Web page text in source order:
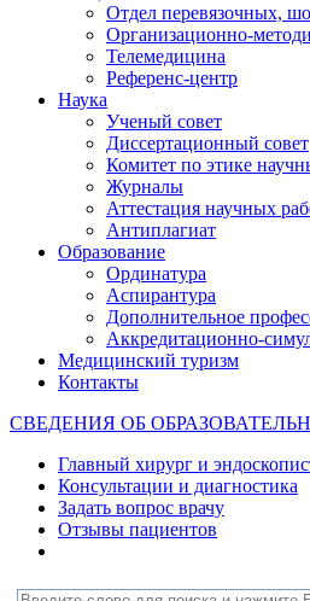
Отдел перевязочных,
Организационно-
Телемедицина
Референс-центр
Наука
Ученый совет
Диссертационный совет
Комитет по этике
Журналы
Аттестация научных
Антиплагиат
Образование
Ординатура
Аспирантура
Дополнительное
Аккредитационно-
Медицинский туризм
Контакты
СВЕДЕНИЯ ОБ
Главный хирург и
Консультации и диагностика
Задать вопрос врачу
Отзывы пациентов